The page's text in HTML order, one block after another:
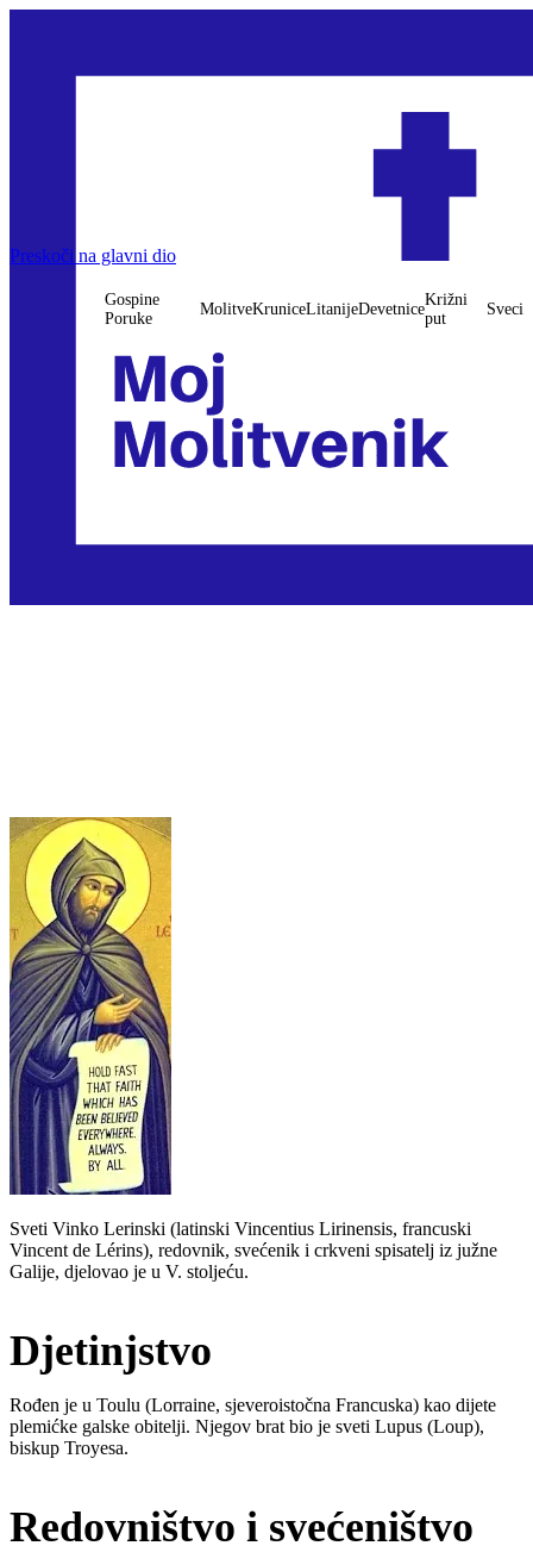
Preskoči na glavni dio
Gospine
Poruke
MolitveKruniceLitanijeDevetnice
Križni
put
Sveci
Sveti Vinko Lerinski (latinski Vincentius Lirinensis, francuski
Vincent de Lérins), redovnik, svećenik i crkveni spisatelj iz južne
Galije, djelovao je u V. stoljeću.
Djetinjstvo
Rođen je u Toulu (Lorraine, sjeveroistočna Francuska) kao dijete
plemićke galske obitelji. Njegov brat bio je sveti Lupus (Loup),
biskup Troyesa.
Redovništvo i svećeništvo